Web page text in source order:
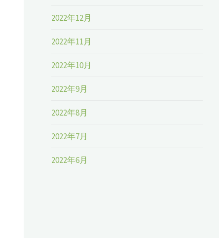
2022年12月
2022年11月
2022年10月
2022年9月
2022年8月
2022年7月
2022年6月